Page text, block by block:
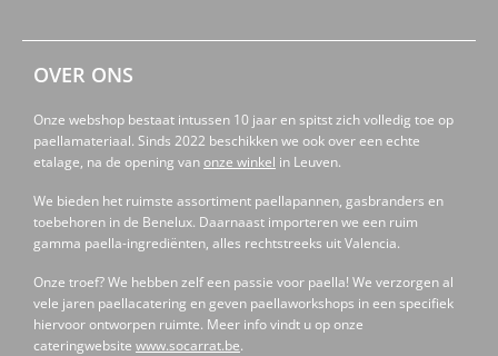
OVER ONS
Onze webshop bestaat intussen 10 jaar en spitst zich volledig toe op
paellamateriaal. Sinds 2022 beschikken we ook over een echte
etalage, na de opening vanonze winkel in Leuven.
We bieden het ruimste assortiment paellapannen, gasbranders en
toebehoren in de Benelux. Daarnaast importeren we een ruim
gamma paella-ingrediënten, alles rechtstreeks uit Valencia.
Onze troef? We hebben zelf een passie voor paella! We verzorgen al
vele jaren paellacatering en geven paellaworkshops in een specifiek
hiervoor ontworpen ruimte. Meer info vindt u op onze
cateringwebsite www.socarrat.be.